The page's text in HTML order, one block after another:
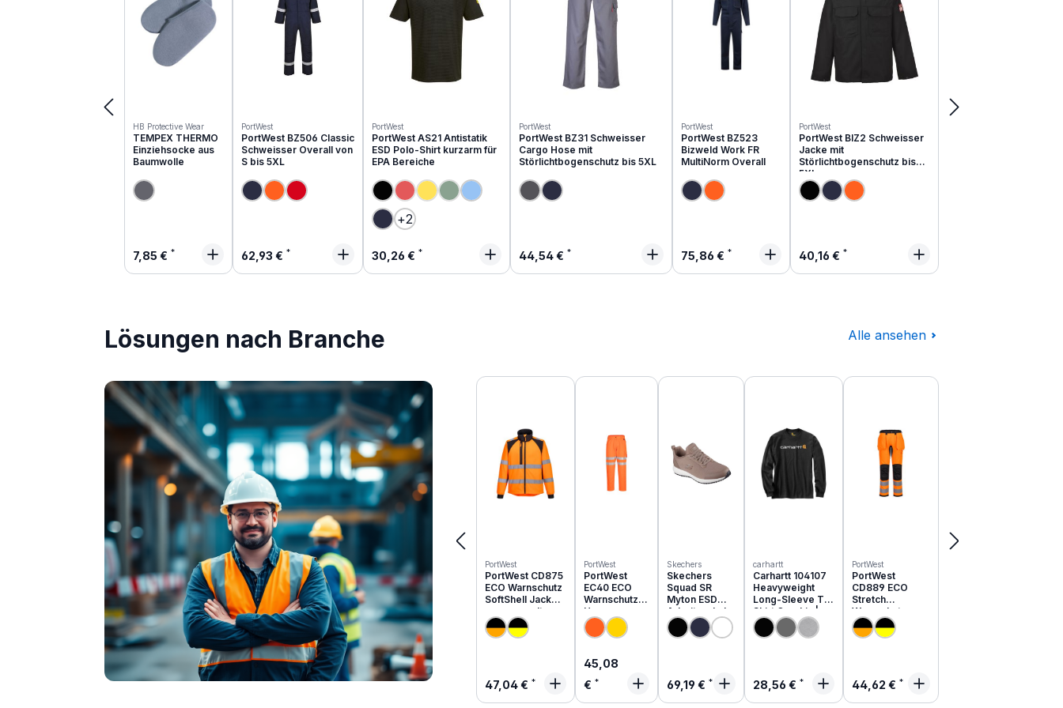
HB Protective Wear
TEMPEX THERMO
Einziehsocke aus
Baumwolle
Regulärer Preis:
7,85 €
PortWest
PortWest BZ506 Classic
Schweisser Overall von
S bis 5XL
Regulärer Preis:
62,93 €
PortWest
PortWest AS21 Antistatik
ESD Polo-Shirt kurzarm für
EPA Bereiche
(Diese Option ist zurzeit nicht verfügbar.)
(Diese Option ist zurzeit nicht verfügbar.)
(Diese Option ist zurzeit nicht verfügbar.)
+2
Regulärer Preis:
30,26 €
PortWest
PortWest BZ31 Schweisser
Cargo Hose mit
Störlichtbogenschutz bis 5XL
Regulärer Preis:
44,54 €
PortWest
PortWest BZ523
Bizweld Work FR
MultiNorm Overall
Regulärer Preis:
75,86 €
PortWest
PortWest BIZ2 Schweisser
Jacke mit
Störlichtbogenschutz bis
5XL
Regulärer Preis:
40,16 €
Lösungen nach Branche Alle ansehen
Produktgalerie überspringen
PortWest
PortWest CD875
ECO Warnschutz
SoftShell Jacke
aus recyceltem
PES
Regulärer Preis:
47,04 €
PortWest
PortWest
EC40 ECO
Warnschutz
Hose aus
recyceltem
PES
Regulärer Preis:
45,08
€
Skechers
Skechers
Squad SR
Myton ESD
Arbeitsschuhe
O1 | 200051EC
Regulärer Preis:
69,19 €
carhartt
Carhartt 104107
Heavyweight
Long-Sleeve T-
Shirt Graphic |
relaxed fit
Regulärer Preis:
28,56 €
PortWest
PortWest
CD889 ECO
Stretch
Warnschutz
Hose aus
recyceltem PES
Regulärer Preis:
44,62 €